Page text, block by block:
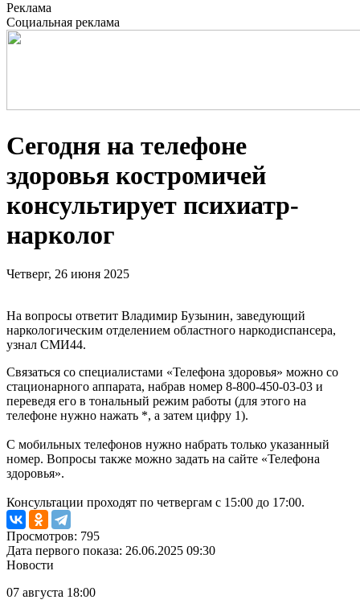
Реклама
Социальная реклама
Сегодня на телефоне
здоровья костромичей
консультирует психиатр-
нарколог
Четверг, 26 июня 2025
На вопросы ответит Владимир Бузынин, заведующий
наркологическим отделением областного наркодиспансера,
узнал СМИ44.
Связаться со специалистами «Телефона здоровья» можно со
стационарного аппарата, набрав номер 8-800-450-03-03 и
переведя его в тональный режим работы (для этого на
телефоне нужно нажать *, а затем цифру 1).
С мобильных телефонов нужно набрать только указанный
номер. Вопросы также можно задать на сайте «Телефона
здоровья».
Консультации проходят по четвергам с 15:00 до 17:00.
Просмотров: 795
Дата первого показа: 26.06.2025 09:30
Новости
07 августа 18:00